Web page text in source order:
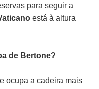
para seguir a
está à altura
de Bertone?
ocupa a cadeira mais